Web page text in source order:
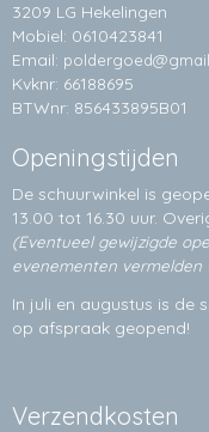
3209 LG Hekelingen
Mobiel: 0610423841
Email:
Kvknr: 66188695
BTWnr: 856433895B01
Openingstijden
De schuurwinkel is
13.00 tot 16.30 uur.
(Eventueel gewijzigde
evenementen vermelden
In juli en augustus is de
op afspraak geopend!
Verzendkosten